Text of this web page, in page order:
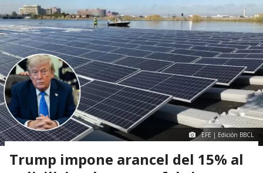
EFE | Edición BBCL
Trump impone arancel del 15% al